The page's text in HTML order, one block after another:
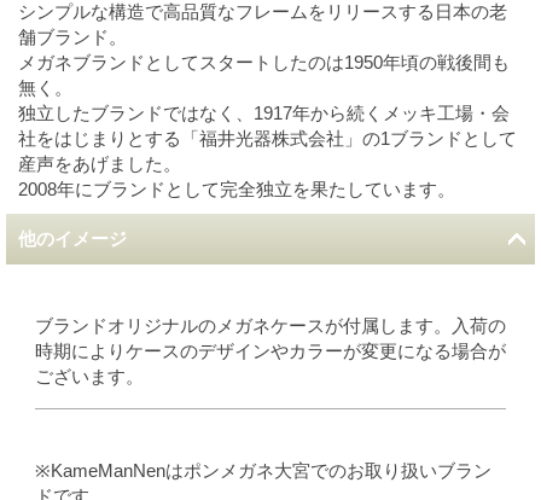
シンプルな構造で高品質なフレームをリリースする日本の老
舗ブランド。
メガネブランドとしてスタートしたのは1950年頃の戦後間も
無く。
独立したブランドではなく、1917年から続くメッキ工場・会
社をはじまりとする「福井光器株式会社」の1ブランドとして
産声をあげました。
2008年にブランドとして完全独立を果たしています。
他のイメージ
ブランドオリジナルのメガネケースが付属します。入荷の
時期によりケースのデザインやカラーが変更になる場合が
ございます。
※KameManNenはポンメガネ大宮でのお取り扱いブラン